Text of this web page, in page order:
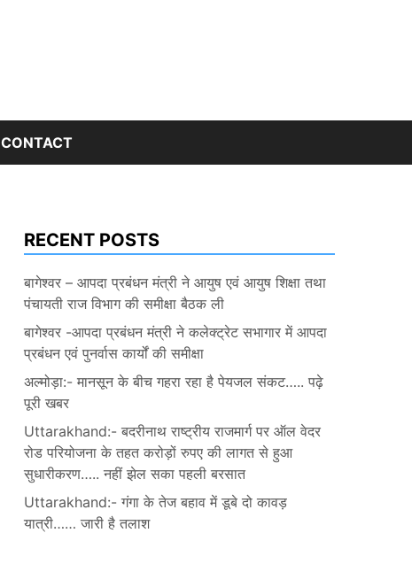
CONTACT
RECENT POSTS
बागेश्वर – आपदा प्रबंधन मंत्री ने आयुष एवं आयुष शिक्षा तथा
पंचायती राज विभाग की समीक्षा बैठक ली
बागेश्वर -आपदा प्रबंधन मंत्री ने कलेक्ट्रेट सभागार में आपदा
प्रबंधन एवं पुनर्वास कार्यों की समीक्षा
अल्मोड़ा:- मानसून के बीच गहरा रहा है पेयजल संकट….. पढ़े
पूरी खबर
Uttarakhand:- बदरीनाथ राष्ट्रीय राजमार्ग पर ऑल वेदर
रोड परियोजना के तहत करोड़ों रुपए की लागत से हुआ
सुधारीकरण….. नहीं झेल सका पहली बरसात
Uttarakhand:- गंगा के तेज बहाव में डूबे दो कावड़
यात्री…… जारी है तलाश